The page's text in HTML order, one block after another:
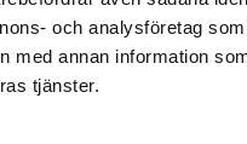
och analysföretag
med annan information
tjänster.